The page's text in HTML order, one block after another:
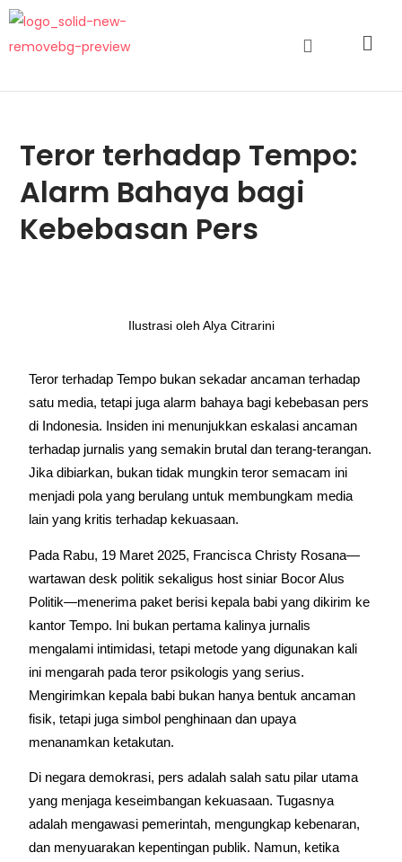
Teror terhadap Tempo:
Alarm Bahaya bagi
Kebebasan Pers
Ilustrasi oleh Alya Citrarini
Teror terhadap Tempo bukan sekadar ancaman terhadap
satu media, tetapi juga alarm bahaya bagi kebebasan pers
di Indonesia. Insiden ini menunjukkan eskalasi ancaman
terhadap jurnalis yang semakin brutal dan terang-terangan.
Jika dibiarkan, bukan tidak mungkin teror semacam ini
menjadi pola yang berulang untuk membungkam media
lain yang kritis terhadap kekuasaan.
Pada Rabu, 19 Maret 2025, Francisca Christy Rosana—
wartawan desk politik sekaligus host siniar Bocor Alus
Politik—menerima paket berisi kepala babi yang dikirim ke
kantor Tempo. Ini bukan pertama kalinya jurnalis
mengalami intimidasi, tetapi metode yang digunakan kali
ini mengarah pada teror psikologis yang serius.
Mengirimkan kepala babi bukan hanya bentuk ancaman
fisik, tetapi juga simbol penghinaan dan upaya
menanamkan ketakutan.
Di negara demokrasi, pers adalah salah satu pilar utama
yang menjaga keseimbangan kekuasaan. Tugasnya
adalah mengawasi pemerintah, mengungkap kebenaran,
dan menyuarakan kepentingan publik. Namun, ketika